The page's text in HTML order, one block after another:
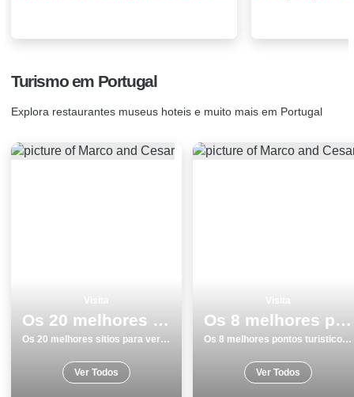
Turismo em Portugal
Explora restaurantes museus hoteis e muito mais em Portugal
Os 20 melhores sitios para ver e visitar em Praias
Os 20 melhores sitios para ver e visitar em Praias
Ver Todos
Os 8 melhores pontos turisticos para conhecer e visitar em Vila do Conde
Os 8 melhores pontos turisticos para conhecer e visitar em Vila do Conde
Ver Todos